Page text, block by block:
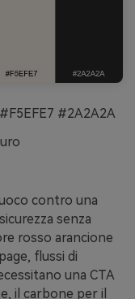
#2A2A2A
contro una
senza
rosso arancione
flussi di
una CTA
il carbone per il